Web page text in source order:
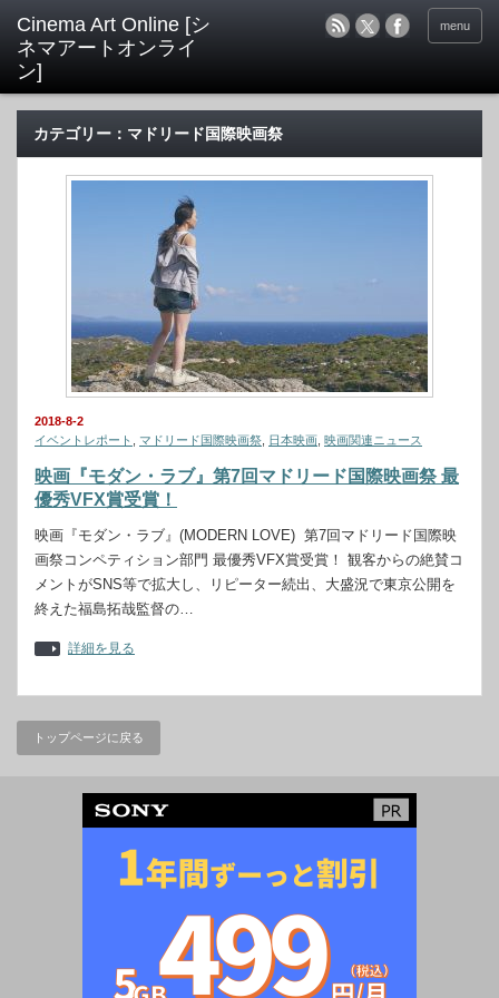
menu
カテゴリー：マドリード国際映画祭
2018-8-2
イベントレポート
マドリード国際映画祭 日本映画 映画関連ニュース
映画『モダン・ラブ』第7回マドリード国際映画祭 最
優秀VFX賞受賞！
映画『モダン・ラブ』(MODERN LOVE) 第7回マドリード国際映
画祭コンペティション部門 最優秀VFX賞受賞！ 観客からの絶賛コ
メントがSNS等で拡大し、リピーター続出、大盛況で東京公開を
終えた福島拓哉監督の…
詳細を見る
トップページに戻る